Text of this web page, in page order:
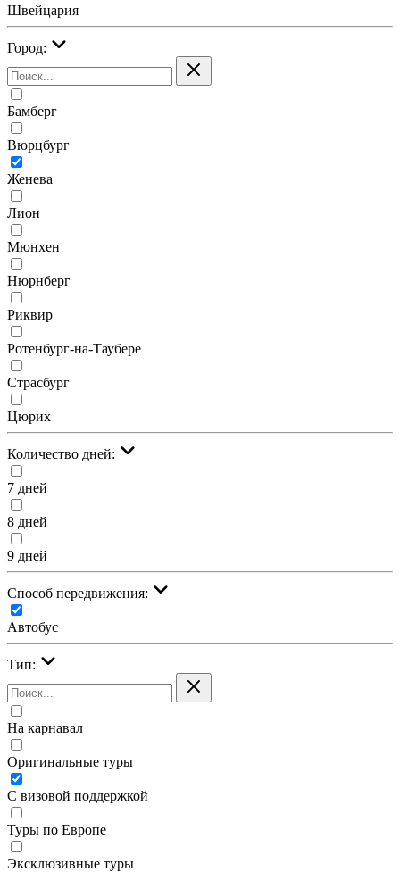
Швейцария
Город:
Бамберг
Вюрцбург
Женева
Лион
Мюнхен
Нюрнберг
Риквир
Ротенбург-на-Таубере
Страсбург
Цюрих
Количество дней:
7 дней
8 дней
9 дней
Cпособ передвижения:
Автобус
Тип:
На карнавал
Оригинальные туры
С визовой поддержкой
Туры по Европе
Эксклюзивные туры